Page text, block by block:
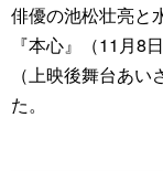
俳優の池松壮亮と
『本心』（11月8
（上映後舞台あ
た。